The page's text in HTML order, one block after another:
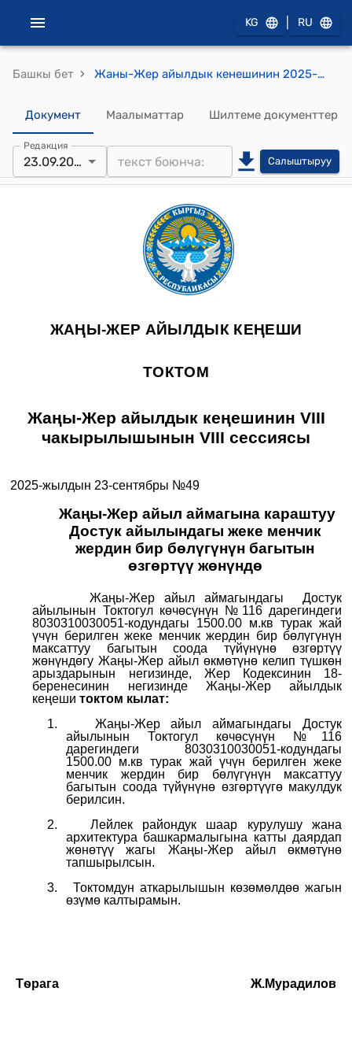
KG RU
Башкы бет › Жаны-Жер айылдык кенешинин 2025-жылдын 23-сентябрындагы №49 "Жаңы-Жер айыл аймагына караштуу Достук айылындагы жеке менчик жердин бир бөлүгүнүн багытын өзгөртүү жөнүндө" токтому
Документ Маалыматтар Шилтеме документтер
Редакция
23.09.2025 Салыштыруу